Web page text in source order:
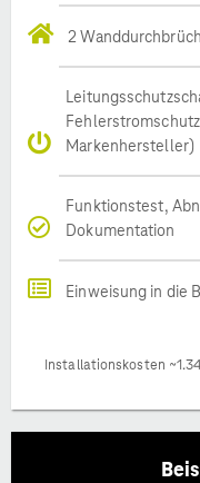
2
Markenhersteller)
Funktionstest,
Dokumentation
Einweisung in die
Installationskosten